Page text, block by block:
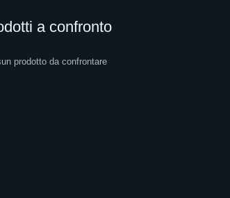
a confronto
prodotto da confrontare